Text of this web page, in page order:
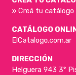
» Creá tu catálogo
CATÁLOGO
ElCatalogo.com.ar
DIRECCIÓN
Helguera 943 3°